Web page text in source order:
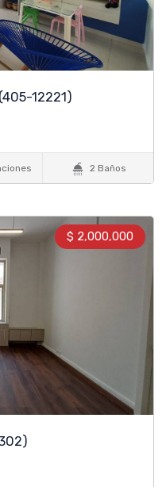
(405-12221)
 2 Baños
$ 2,000,000